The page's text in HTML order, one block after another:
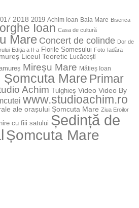
2018 2019 Achim Ioan Baia Mare Biserica
Ioan Casa de cultură
Mare Concert de colinde Dor de
Ediția a II-a Florile Somesului Foto Iadăra
Liceul Teoretic Lucăcești
Mireșu Mare Mătieș Ioan
Șomcuta Mare Primar
Achim Tulghieș Video Video By
www.studioachim.ro
ale orașului Șomcuta Mare Ziua Eroilor
cu fiii satului Ședință de
Șomcuta Mare